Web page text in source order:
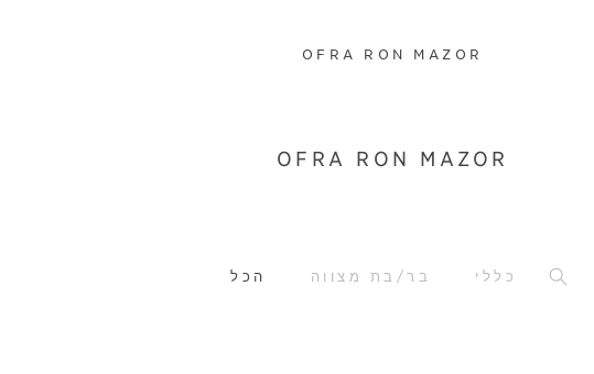
OFRA RON MAZOR
OFRA RON MAZOR
הכל בר/בת מצווה כללי